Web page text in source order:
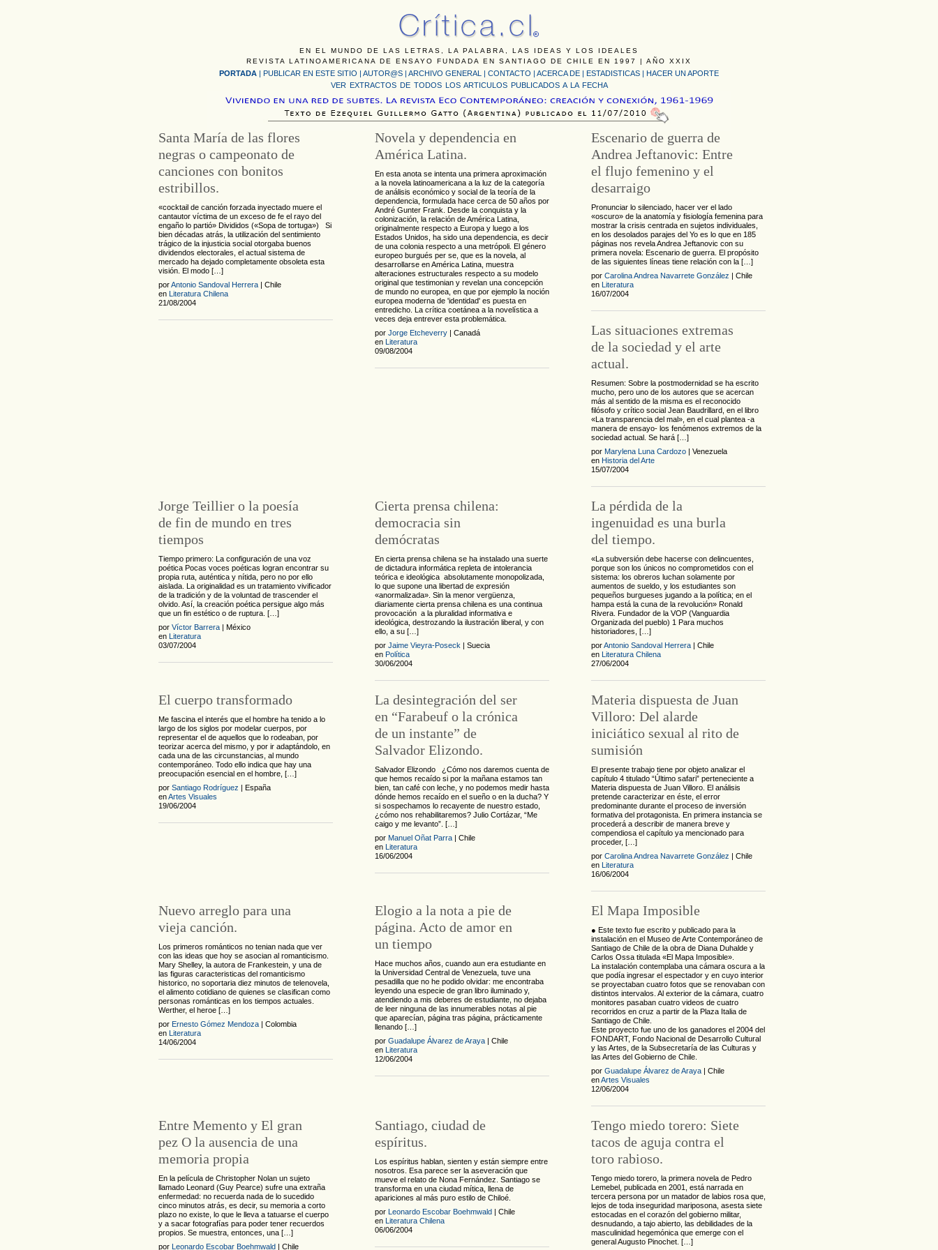
EN EL MUNDO DE LAS LETRAS, LA PALABRA, LAS IDEAS Y LOS IDEALES
REVISTA LATINOAMERICANA DE ENSAYO FUNDADA EN SANTIAGO DE CHILE EN 1997 | AÑO XXIX
PORTADA | PUBLICAR EN ESTE SITIO | AUTOR@S | ARCHIVO GENERAL | CONTACTO | ACERCA DE | ESTADISTICAS | HACER UN APORTE
VER EXTRACTOS DE TODOS LOS ARTICULOS PUBLICADOS A LA FECHA
Santa María de las flores
negras o campeonato de
canciones con bonitos
estribillos.
«cocktail de canción forzada inyectado muere el
cantautor víctima de un exceso de fe el rayo del
engaño lo partió» Divididos («Sopa de tortuga») Si
bien décadas atrás, la utilización del sentimiento
trágico de la injusticia social otorgaba buenos
dividendos electorales, el actual sistema de
mercado ha dejado completamente obsoleta esta
visión. El modo […]
porAntonio Sandoval Herrera | Chile
en Literatura Chilena
21/08/2004
Novela y dependencia en
América Latina.
En esta anota se intenta una primera aproximación
a la novela latinoamericana a la luz de la categoría
de análisis económico y social de la teoría de la
dependencia, formulada hace cerca de 50 años por
André Gunter Frank. Desde la conquista y la
colonización, la relación de América Latina,
originalmente respecto a Europa y luego a los
Estados Unidos, ha sido una dependencia, es decir
de una colonia respecto a una metrópoli. El género
europeo burgués per se, que es la novela, al
desarrollarse en América Latina, muestra
alteraciones estructurales respecto a su modelo
original que testimonian y revelan una concepción
de mundo no europea, en que por ejemplo la noción
europea moderna de 'identidad' es puesta en
entredicho. La crítica coetánea a la novelística a
veces deja entrever esta problemática.
por Jorge Etcheverry | Canadá
en Literatura
09/08/2004
Escenario de guerra de
Andrea Jeftanovic: Entre
el flujo femenino y el
desarraigo
Pronunciar lo silenciado, hacer ver el lado
«oscuro» de la anatomía y fisiología femenina para
mostrar la crisis centrada en sujetos individuales,
en los desolados parajes del Yo es lo que en 185
páginas nos revela Andrea Jeftanovic con su
primera novela: Escenario de guerra. El propósito
de las siguientes líneas tiene relación con la […]
por Carolina Andrea Navarrete González | Chile
en Literatura
16/07/2004
Las situaciones extremas
de la sociedad y el arte
actual.
Resumen: Sobre la postmodernidad se ha escrito
mucho, pero uno de los autores que se acercan
más al sentido de la misma es el reconocido
filósofo y crítico social Jean Baudrillard, en el libro
«La transparencia del mal», en el cual plantea -a
manera de ensayo- los fenómenos extremos de la
sociedad actual. Se hará […]
por Marylena Luna Cardozo | Venezuela
en Historia del Arte
15/07/2004
Jorge Teillier o la poesía
de fin de mundo en tres
tiempos
Tiempo primero: La configuración de una voz
poética Pocas voces poéticas logran encontrar su
propia ruta, auténtica y nítida, pero no por ello
aislada. La originalidad es un tratamiento vivificador
de la tradición y de la voluntad de trascender el
olvido. Así, la creación poética persigue algo más
que un fin estético o de ruptura. […]
por Víctor Barrera | México
en Literatura
03/07/2004
Cierta prensa chilena:
democracia sin
demócratas
En cierta prensa chilena se ha instalado una suerte
de dictadura informática repleta de intolerancia
teórica e ideológica absolutamente monopolizada,
lo que supone una libertad de expresión
«anormalizada». Sin la menor vergüenza,
diariamente cierta prensa chilena es una continua
provocación a la pluralidad informativa e
ideológica, destrozando la ilustración liberal, y con
ello, a su […]
por Jaime Vieyra-Poseck | Suecia
en Política
30/06/2004
La pérdida de la
ingenuidad es una burla
del tiempo.
«La subversión debe hacerse con delincuentes,
porque son los únicos no comprometidos con el
sistema: los obreros luchan solamente por
aumentos de sueldo, y los estudiantes son
pequeños burgueses jugando a la política; en el
hampa está la cuna de la revolución» Ronald
Rivera. Fundador de la VOP (Vanguardia
Organizada del pueblo) 1 Para muchos
historiadores, […]
porAntonio Sandoval Herrera | Chile
en Literatura Chilena
27/06/2004
El cuerpo transformado
Me fascina el interés que el hombre ha tenido a lo
largo de los siglos por modelar cuerpos, por
representar el de aquellos que lo rodeaban, por
teorizar acerca del mismo, y por ir adaptándolo, en
cada una de las circunstancias, al mundo
contemporáneo. Todo ello indica que hay una
preocupación esencial en el hombre, […]
por Santiago Rodríguez | España
enArtes Visuales
19/06/2004
La desintegración del ser
en “Farabeuf o la crónica
de un instante” de
Salvador Elizondo.
Salvador Elizondo ¿Cómo nos daremos cuenta de
que hemos recaído si por la mañana estamos tan
bien, tan café con leche, y no podemos medir hasta
dónde hemos recaído en el sueño o en la ducha? Y
si sospechamos lo recayente de nuestro estado,
¿cómo nos rehabilitaremos? Julio Cortázar, “Me
caigo y me levanto”. […]
por Manuel Oñat Parra | Chile
en Literatura
16/06/2004
Materia dispuesta de Juan
Villoro: Del alarde
iniciático sexual al rito de
sumisión
El presente trabajo tiene por objeto analizar el
capítulo 4 titulado “Último safari” perteneciente a
Materia dispuesta de Juan Villoro. El análisis
pretende caracterizar en éste, el error
predominante durante el proceso de inversión
formativa del protagonista. En primera instancia se
procederá a describir de manera breve y
compendiosa el capítulo ya mencionado para
proceder, […]
por Carolina Andrea Navarrete González | Chile
en Literatura
16/06/2004
Nuevo arreglo para una
vieja canción.
Los primeros románticos no tenian nada que ver
con las ideas que hoy se asocian al romanticismo.
Mary Shelley, la autora de Frankestein, y una de
las figuras caracteristicas del romanticismo
historico, no soportaria diez minutos de telenovela,
el alimento cotidiano de quienes se clasifican como
personas románticas en los tiempos actuales.
Werther, el heroe […]
por Ernesto Gómez Mendoza | Colombia
en Literatura
14/06/2004
Elogio a la nota a pie de
página. Acto de amor en
un tiempo
Hace muchos años, cuando aun era estudiante en
la Universidad Central de Venezuela, tuve una
pesadilla que no he podido olvidar: me encontraba
leyendo una especie de gran libro iluminado y,
atendiendo a mis deberes de estudiante, no dejaba
de leer ninguna de las innumerables notas al pie
que aparecían, página tras página, prácticamente
llenando […]
por Guadalupe Álvarez de Araya | Chile
en Literatura
12/06/2004
El Mapa Imposible
● Este texto fue escrito y publicado para la
instalación en el Museo de Arte Contemporáneo de
Santiago de Chile de la obra de Diana Duhalde y
Carlos Ossa titulada «El Mapa Imposible».
La instalación contemplaba una cámara oscura a la
que podía ingresar el espectador y en cuyo interior
se proyectaban cuatro fotos que se renovaban con
distintos intervalos. Al exterior de la cámara, cuatro
monitores pasaban cuatro videos de cuatro
recorridos en cruz a partir de la Plaza Italia de
Santiago de Chile.
Este proyecto fue uno de los ganadores el 2004 del
FONDART, Fondo Nacional de Desarrollo Cultural
y las Artes, de la Subsecretaría de las Culturas y
las Artes del Gobierno de Chile.
por Guadalupe Álvarez de Araya | Chile
enArtes Visuales
12/06/2004
Entre Memento y El gran
pez O la ausencia de una
memoria propia
En la película de Christopher Nolan un sujeto
llamado Leonard (Guy Pearce) sufre una extraña
enfermedad: no recuerda nada de lo sucedido
cinco minutos atrás, es decir, su memoria a corto
plazo no existe, lo que le lleva a tatuarse el cuerpo
y a sacar fotografías para poder tener recuerdos
propios. Se muestra, entonces, una […]
por Leonardo Escobar Boehmwald | Chile
Santiago, ciudad de
espíritus.
Los espíritus hablan, sienten y están siempre entre
nosotros. Esa parece ser la aseveración que
mueve el relato de Nona Fernández. Santiago se
transforma en una ciudad mítica, llena de
apariciones al más puro estilo de Chiloé.
por Leonardo Escobar Boehmwald | Chile
en Literatura Chilena
06/06/2004
Tengo miedo torero: Siete
tacos de aguja contra el
toro rabioso.
Tengo miedo torero, la primera novela de Pedro
Lemebel, publicada en 2001, está narrada en
tercera persona por un matador de labios rosa que,
lejos de toda inseguridad mariposona, asesta siete
estocadas en el corazón del gobierno militar,
desnudando, a tajo abierto, las debilidades de la
masculinidad hegemónica que emerge con el
general Augusto Pinochet. […]